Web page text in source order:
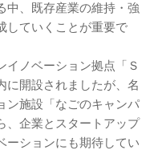
中、既存産業の維持・強
していくことが重要で
ノベーション拠点「Ｓ
開設されましたが、名
ン施設「なごのキャンパ
、企業とスタートアップ
ーションにも期待してい